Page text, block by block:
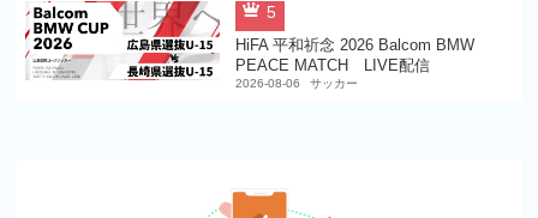
5
HiFA 平和祈念 2026 Balcom BMW
PEACE MATCH LIVE配信
2026-08-06 サッカー